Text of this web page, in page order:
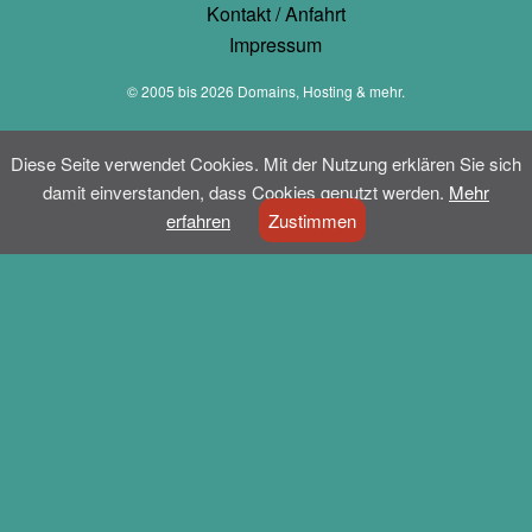
Kontakt / Anfahrt
Impressum
© 2005 bis 2026 Domains, Hosting & mehr.
Diese Seite verwendet Cookies. Mit der Nutzung erklären Sie sich
damit einverstanden, dass Cookies genutzt werden. Mehr
erfahren
Zustimmen